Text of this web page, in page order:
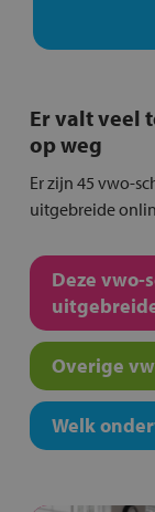
Er valt veel
op weg
Er zijn 45 vwo-
uitgebreide
Deze vwo-
Overige
Welk